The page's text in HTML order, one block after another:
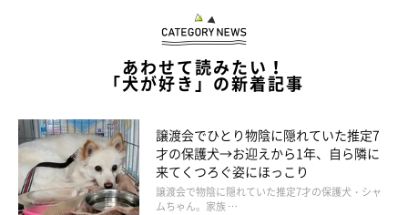
あわせて読みたい！
「犬が好き」の新着記事
譲渡会でひとり物陰に隠れていた推定7
才の保護犬→お迎えから1年、自ら隣に
来てくつろぐ姿にほっこり
譲渡会で物陰に隠れていた推定7才の保護犬・シャ
ムちゃん。家族 …